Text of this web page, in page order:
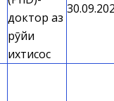
доктор аз
рӯйи
ихтисос